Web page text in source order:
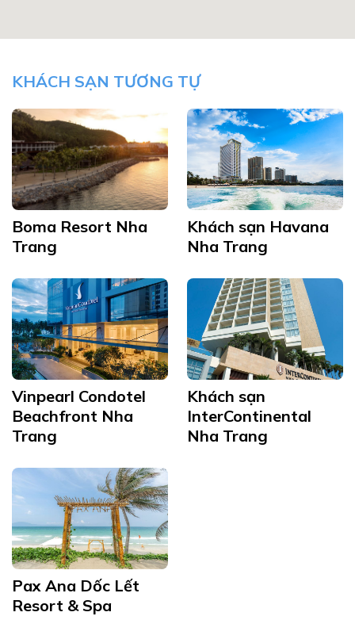
KHÁCH SẠN TƯƠNG TỰ
Boma Resort Nha
Trang
Khách sạn Havana
Nha Trang
Vinpearl Condotel
Beachfront Nha
Trang
Khách sạn
InterContinental
Nha Trang
Pax Ana Dốc Lết
Resort & Spa